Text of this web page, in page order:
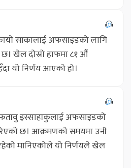
साकालाई अफसाइडको लागि
खेल दोस्रो हाफमा ८१ औं
यो निर्णय आएको हो।
इस्साहाकुलाई अफसाइडको
छ। आक्रमणको समयमा उनी
मानिएकोले यो निर्णयले खेल